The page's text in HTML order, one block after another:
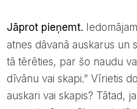
Jāprot pieņemt.
atnes dāvanā auskarus un
tā tērēties, par šo naudu
dīvānu vai skapi.” Vīrietis
auskari vai skapis? Tātad,